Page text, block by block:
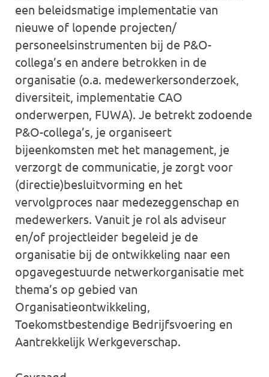
een beleidsmatige implementatie van
nieuwe of lopende projecten/
personeelsinstrumenten bij de P&O-
collega’s en andere betrokken in de
organisatie (o.a. medewerkersonderzoek,
diversiteit, implementatie CAO
onderwerpen, FUWA). Je betrekt zodoende
P&O-collega’s, je organiseert
bijeenkomsten met het management, je
verzorgt de communicatie, je zorgt voor
(directie)besluitvorming en het
vervolgproces naar medezeggenschap en
medewerkers. Vanuit je rol als adviseur
en/of projectleider begeleid je de
organisatie bij de ontwikkeling naar een
opgavegestuurde netwerkorganisatie met
thema’s op gebied van
Organisatieontwikkeling,
Toekomstbestendige Bedrijfsvoering en
Aantrekkelijk Werkgeverschap.